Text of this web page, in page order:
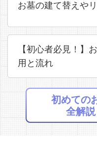
お墓の建て替えや
【初心者必見！】
用と流れ
初めての
全解